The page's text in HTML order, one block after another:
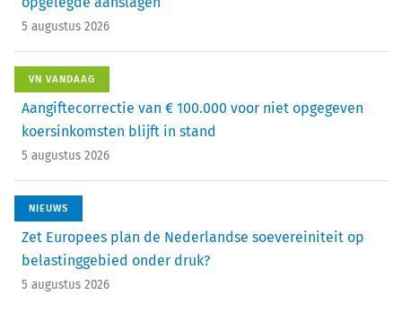
5 augustus 2026
VN VANDAAG
Aangiftecorrectie van € 100.000 voor niet opgegeven
koersinkomsten blijft in stand
5 augustus 2026
NIEUWS
Zet Europees plan de Nederlandse soevereiniteit op
belastinggebied onder druk?
5 augustus 2026